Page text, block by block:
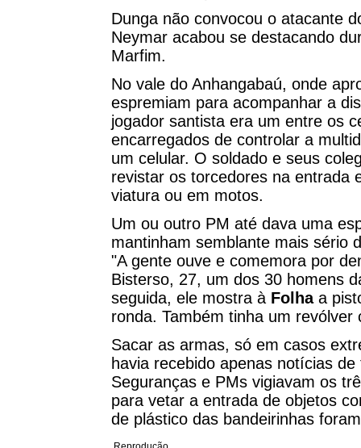
Dunga não convocou o atacante
Neymar acabou se destacando
Marfim.
No vale do Anhangabaú, onde
espremiam para acompanhar a
jogador santista era um entre os
encarregados de controlar a
um celular. O soldado e seus
revistar os torcedores na entrada
viatura ou em motos.
Um ou outro PM até dava uma
mantinham semblante mais sério
"A gente ouve e comemora por
Bisterso, 27, um dos 30 homens
seguida, ele mostra à Folhaa
ronda. Também tinha um revólver
Sacar as armas, só em casos
havia recebido apenas notícias
Seguranças e PMs vigiavam os
para vetar a entrada de objetos
de plástico das bandeirinhas